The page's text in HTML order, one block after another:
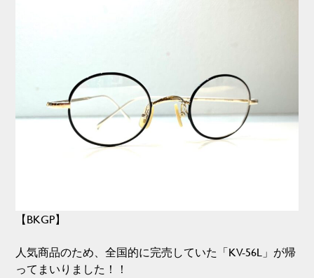
【BKGP】
人気商品のため、全国的に完売していた「KV-56L」が帰
ってまいりました！！